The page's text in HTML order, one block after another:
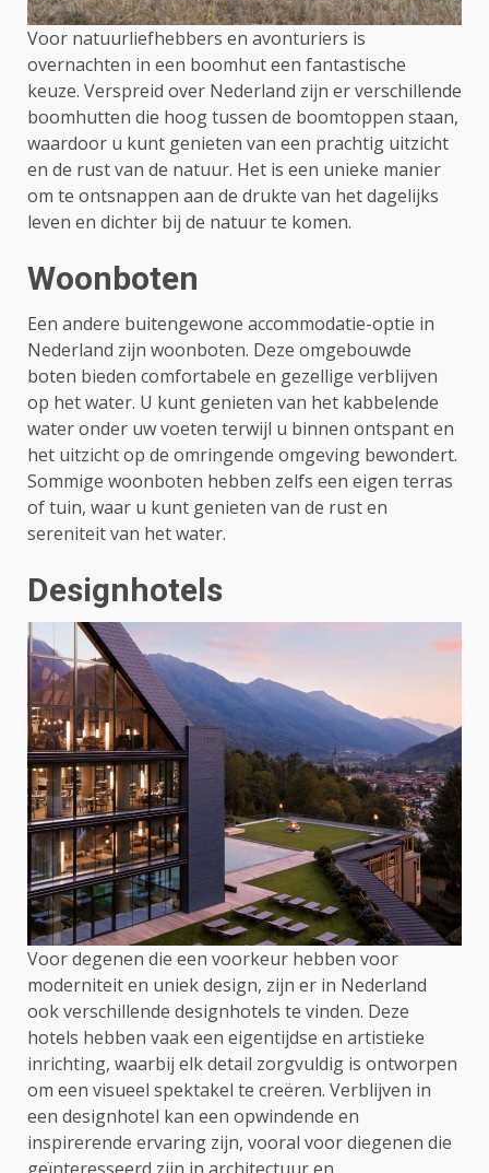
Voor natuurliefhebbers en avonturiers is
overnachten in een boomhut een fantastische
keuze. Verspreid over Nederland zijn er verschillende
boomhutten die hoog tussen de boomtoppen staan,
waardoor u kunt genieten van een prachtig uitzicht
en de rust van de natuur. Het is een unieke manier
om te ontsnappen aan de drukte van het dagelijks
leven en dichter bij de natuur te komen.
Woonboten
Een andere buitengewone accommodatie-optie in
Nederland zijn woonboten. Deze omgebouwde
boten bieden comfortabele en gezellige verblijven
op het water. U kunt genieten van het kabbelende
water onder uw voeten terwijl u binnen ontspant en
het uitzicht op de omringende omgeving bewondert.
Sommige woonboten hebben zelfs een eigen terras
of tuin, waar u kunt genieten van de rust en
sereniteit van het water.
Designhotels
Voor degenen die een voorkeur hebben voor
moderniteit en uniek design, zijn er in Nederland
ook verschillende designhotels te vinden. Deze
hotels hebben vaak een eigentijdse en artistieke
inrichting, waarbij elk detail zorgvuldig is ontworpen
om een visueel spektakel te creëren. Verblijven in
een designhotel kan een opwindende en
inspirerende ervaring zijn, vooral voor diegenen die